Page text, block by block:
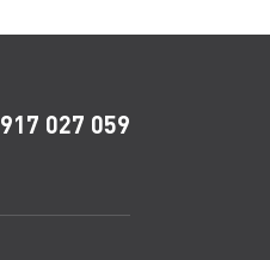
917 027 059